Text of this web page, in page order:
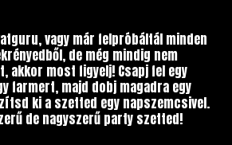
vagy már felpróbáltál minden
de még mindig nem
akkor most figyelj! Csapj fel egy
farmert, majd dobj magadra egy
ki a szetted egy napszemcsivel.
de nagyszerű party szetted!